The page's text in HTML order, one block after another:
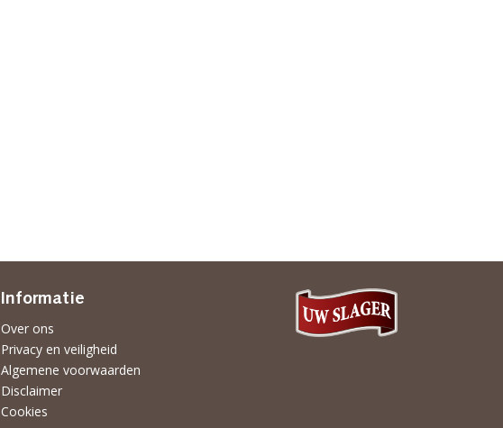
Informatie
Over ons
Privacy en veiligheid
Algemene voorwaarden
Disclaimer
Cookies